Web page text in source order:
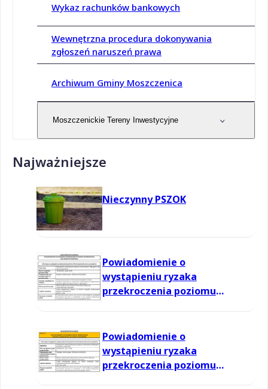
Wykaz rachunków bankowych
Wewnętrzna procedura dokonywania
zgłoszeń naruszeń prawa
Archiwum Gminy Moszczenica
Moszczenickie Tereny Inwestycyjne
Najważniejsze
Nieczynny PSZOK
Powiadomienie o
wystąpieniu ryzaka
przekroczenia poziomu
Powiadomienie o
wystąpieniu ryzaka
przekroczenia poziomu